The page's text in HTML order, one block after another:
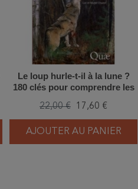
Le loup hurle-t-il à la lune ?
180 clés pour comprendre les
22,00 € 17,60 €
AJOUTER AU PANIER